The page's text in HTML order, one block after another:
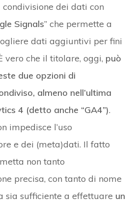
condivisione dei dati con
Signals” che permette a
dati aggiuntivi per fini
vero che il titolare, oggi, può
due opzioni di
almeno nell’ultima
4 (detto anche “GA4”).
impedisce l’uso
e dei (meta)dati. Il fatto
non tanto
precisa, con tanto di nome
sia sufficiente a effettuare un